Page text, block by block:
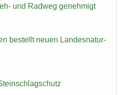
und Rad­weg ge­neh­migt
be­stellt neuen Lan­des­na­tur­